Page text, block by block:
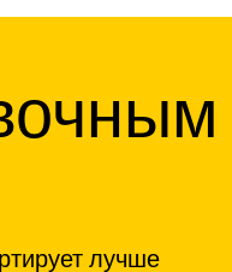
лучше